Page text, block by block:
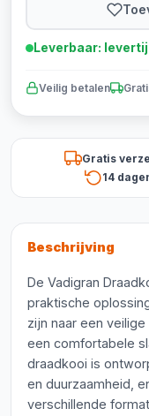
Leverbaar:
Veilig betalen
Gratis
14
Beschrijving
De Vadigran
praktische
zijn naar een
een comfortabele
draadkooi is
en duurzaamheid,
verschillende